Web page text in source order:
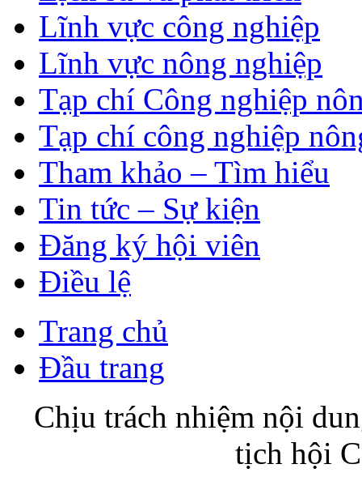
Lĩnh vực công nghiệp
Lĩnh vực nông nghiệp
Tạp chí Công nghiệp
Tạp chí công nghiệp
Tham khảo – Tìm hiểu
Tin tức – Sự kiện
Đăng ký hội viên
Điều lệ
Trang chủ
Đầu trang
Chịu trách nhiệm nội
tịch hội